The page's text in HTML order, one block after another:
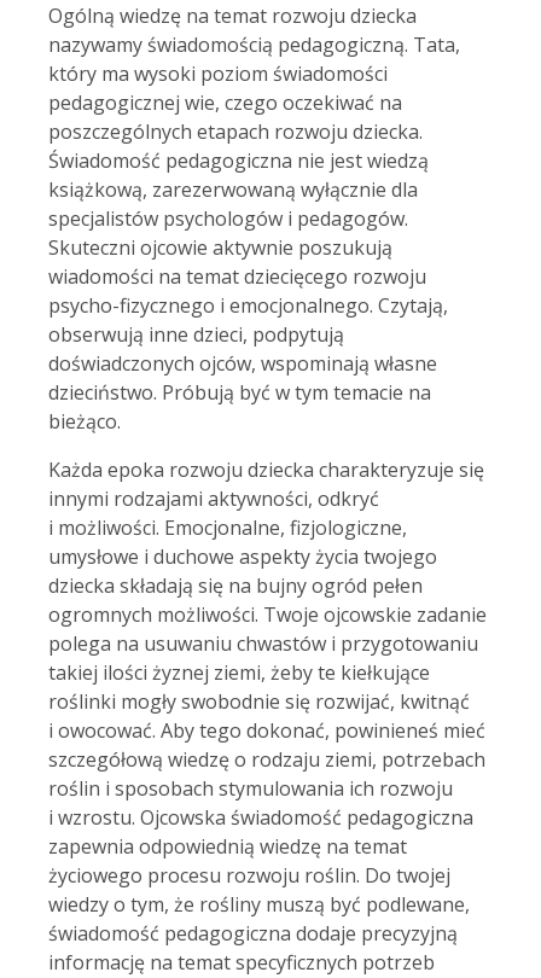
Ogólną wiedzę na temat rozwoju dziecka
nazywamy świadomością pedagogiczną. Tata,
który ma wysoki poziom świadomości
pedagogicznej wie, czego oczekiwać na
poszczególnych etapach rozwoju dziecka.
Świadomość pedagogiczna nie jest wiedzą
książkową, zarezerwowaną wyłącznie dla
specjalistów psychologów i pedagogów.
Skuteczni ojcowie aktywnie poszukują
wiadomości na temat dziecięcego rozwoju
psycho-fizycznego i emocjonalnego. Czytają,
obserwują inne dzieci, podpytują
doświadczonych ojców, wspominają własne
dzieciństwo. Próbują być w tym temacie na
bieżąco.
Każda epoka rozwoju dziecka charakteryzuje się
innymi rodzajami aktywności, odkryć
i możliwości. Emocjonalne, fizjologiczne,
umysłowe i duchowe aspekty życia twojego
dziecka składają się na bujny ogród pełen
ogromnych możliwości. Twoje ojcowskie zadanie
polega na usuwaniu chwastów i przygotowaniu
takiej ilości żyznej ziemi, żeby te kiełkujące
roślinki mogły swobodnie się rozwijać, kwitnąć
i owocować. Aby tego dokonać, powinieneś mieć
szczegółową wiedzę o rodzaju ziemi, potrzebach
roślin i sposobach stymulowania ich rozwoju
i wzrostu. Ojcowska świadomość pedagogiczna
zapewnia odpowiednią wiedzę na temat
życiowego procesu rozwoju roślin. Do twojej
wiedzy o tym, że rośliny muszą być podlewane,
świadomość pedagogiczna dodaje precyzyjną
informację na temat specyficznych potrzeb